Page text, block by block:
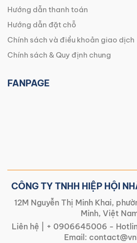
Hướng dẫn thanh toán
Hướng dẫn đặt chỗ
Chính sách và điều khoản giao dịch
Chính sách & Quy định chung
FANPAGE
CÔNG TY TNHH HIỆP HỘI
12M Nguyễn Thị Minh Khai,
Minh, Việt
Liên hệ |
+ 0906645006 -
Email: